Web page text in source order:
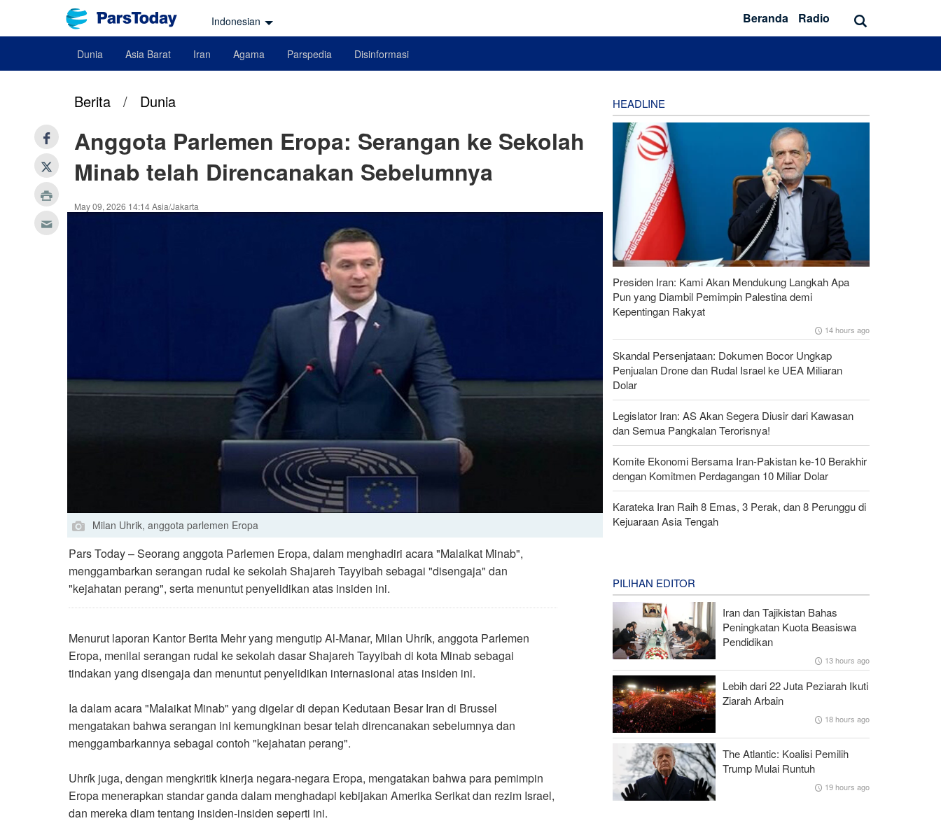
Indonesian Beranda Radio
Dunia Asia Barat Iran Agama Parspedia Disinformasi
Berita / Dunia
Anggota Parlemen Eropa: Serangan ke Sekolah
Minab telah Direncanakan Sebelumnya
May 09, 2026 14:14 Asia/Jakarta
Milan Uhrik, anggota parlemen Eropa
Pars Today – Seorang anggota Parlemen Eropa, dalam menghadiri acara "Malaikat Minab",
menggambarkan serangan rudal ke sekolah Shajareh Tayyibah sebagai "disengaja" dan
"kejahatan perang", serta menuntut penyelidikan atas insiden ini.
Menurut laporan Kantor Berita Mehr yang mengutip Al-Manar, Milan Uhrík, anggota Parlemen
Eropa, menilai serangan rudal ke sekolah dasar Shajareh Tayyibah di kota Minab sebagai
tindakan yang disengaja dan menuntut penyelidikan internasional atas insiden ini.
Ia dalam acara "Malaikat Minab" yang digelar di depan Kedutaan Besar Iran di Brussel
mengatakan bahwa serangan ini kemungkinan besar telah direncanakan sebelumnya dan
menggambarkannya sebagai contoh "kejahatan perang."
Uhrík juga, dengan mengkritik kinerja negara-negara Eropa, mengatakan bahwa para pemimpin
Eropa menerapkan standar ganda dalam menghadapi kebijakan Amerika Serikat dan rezim Israel,
dan mereka diam tentang insiden-insiden seperti ini.
HEADLINE
Presiden Iran: Kami Akan Mendukung Langkah Apa
Pun yang Diambil Pemimpin Palestina demi
Kepentingan Rakyat
14 hours ago
Skandal Persenjataan: Dokumen Bocor Ungkap
Penjualan Drone dan Rudal Israel ke UEA Miliaran
Dolar
Legislator Iran: AS Akan Segera Diusir dari Kawasan
dan Semua Pangkalan Terorisnya!
Komite Ekonomi Bersama Iran-Pakistan ke-10 Berakhir
dengan Komitmen Perdagangan 10 Miliar Dolar
Karateka Iran Raih 8 Emas, 3 Perak, dan 8 Perunggu di
Kejuaraan Asia Tengah
PILIHAN EDITOR
Iran dan Tajikistan Bahas
Peningkatan Kuota Beasiswa
Pendidikan
13 hours ago
Lebih dari 22 Juta Peziarah Ikuti
Ziarah Arbain
18 hours ago
The Atlantic: Koalisi Pemilih
Trump Mulai Runtuh
19 hours ago